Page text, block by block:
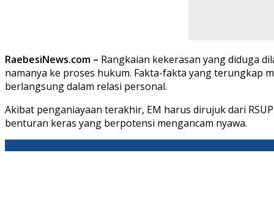
RaebesiNews.com – Rangkaian kekerasan yang diduga
namanya ke proses hukum. Fakta-fakta yang terungkap
berlangsung dalam relasi personal.
Akibat penganiayaan terakhir, EM harus dirujuk dari
benturan keras yang berpotensi mengancam nyawa.